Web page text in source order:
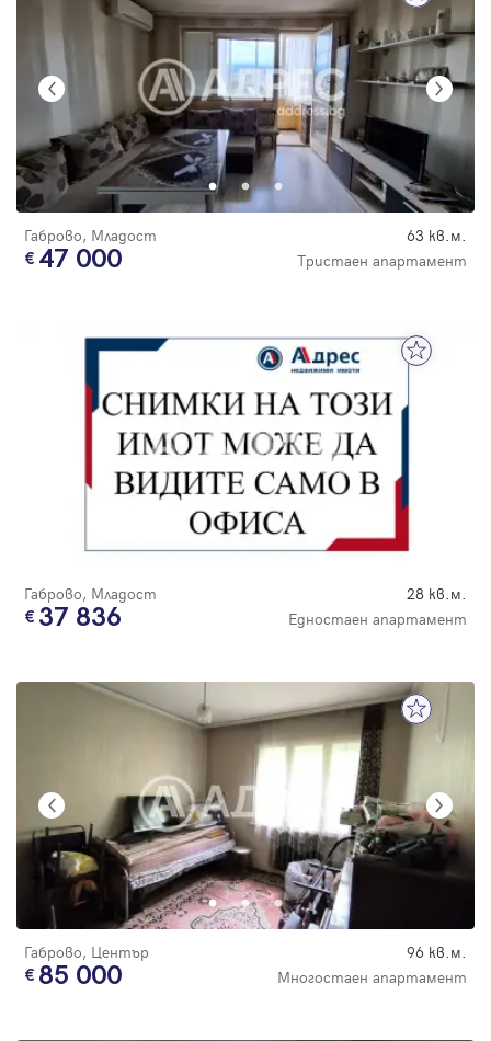
Габрово, Младост 63 кв.м.
47 000 Тристаен апартамент
Габрово, Младост 28 кв.м.
37 836 Едностаен апартамент
Габрово, Център 96 кв.м.
85 000 Многостаен апартамент